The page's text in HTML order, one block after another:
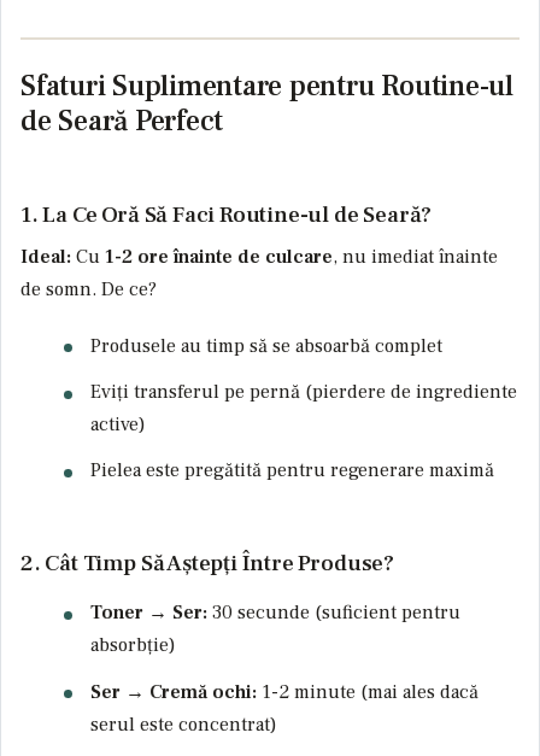
Sfaturi Suplimentare pentru Routine-ul
de Seară Perfect
1. La Ce Oră Să Faci Routine-ul de Seară?
Ideal: Cu 1-2 ore înainte de culcare, nu imediat înainte
de somn. De ce?
Produsele au timp să se absoarbă complet
Eviți transferul pe pernă (pierdere de ingrediente
active)
Pielea este pregătită pentru regenerare maximă
2. Cât Timp Să Aștepți Între Produse?
Toner → Ser:30 secunde (suficient pentru
absorbție)
Ser → Cremă ochi:1-2 minute (mai ales dacă
serul este concentrat)